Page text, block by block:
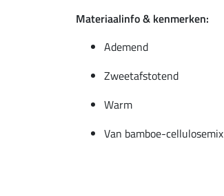
Materiaalinfo & kenmerken:
Ademend
Zweetafstotend
Warm
Van bamboe-cellulosemix